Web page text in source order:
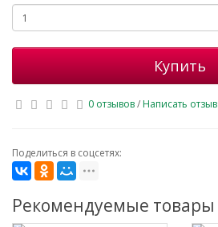
Купить
0 отзывов/Написать отзыв
Поделиться в соцсетях:
Рекомендуемые товары